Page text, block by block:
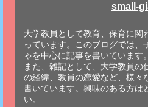
small-
大学教員として教育、保育に関
っています。このブログでは、
ゃを中心に記事を書いています。
また、雑記として、大学教員の
の経緯、教員の恋愛など、様々
書いています。興味のある方は
い。